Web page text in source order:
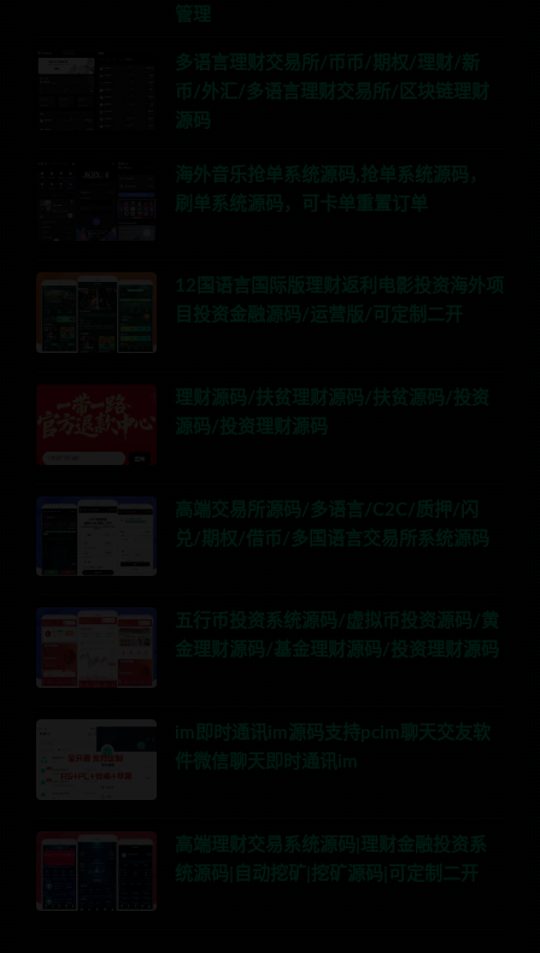
管理
多语言理财交易所/币币/期权/理财/新
币/外汇/多语言理财交易所/区块链理财
源码
海外音乐抢单系统源码,抢单系统源码，
刷单系统源码，可卡单重置订单
12国语言国际版理财返利电影投资海外项
目投资金融源码/运营版/可定制二开
理财源码/扶贫理财源码/扶贫源码/投资
源码/投资理财源码
高端交易所源码/多语言/C2C/质押/闪
兑/期权/借币/多国语言交易所系统源码
五行币投资系统源码/虚拟币投资源码/黄
金理财源码/基金理财源码/投资理财源码
im即时通讯im源码支持pcim聊天交友软
件微信聊天即时通讯im
高端理财交易系统源码|理财金融投资系
统源码|自动挖矿|挖矿源码|可定制二开